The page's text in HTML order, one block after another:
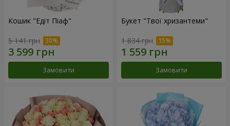
Кошик "Едіт Піаф"
5 141 грн
Замовити
Букет "Твої хризантеми"
1 834 грн
Замовити